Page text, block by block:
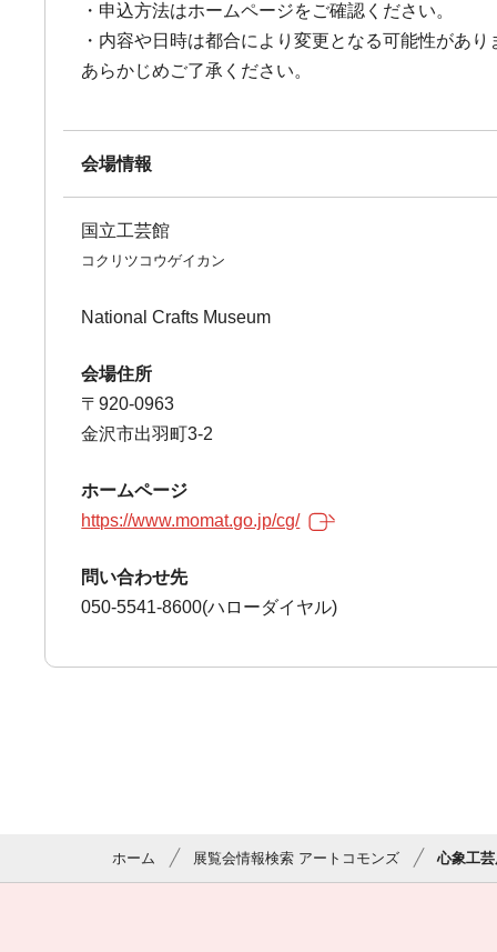
・申込方法はホームページをご確認ください。
・内容や日時は都合により変更となる可能性があり
あらかじめご了承ください。
会場情報
国立工芸館
コクリツコウゲイカン
National Crafts Museum
会場住所
〒920-0963
金沢市出羽町3-2
ホームページ
https://www.momat.go.jp/cg/
問い合わせ先
050-5541-8600(ハローダイヤル)
ホーム 展覧会情報検索 アートコモンズ 心象工